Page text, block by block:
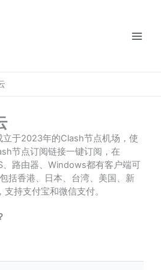
立于2023年的Clash节点机场，使
节点订阅链接一键订阅，在
、路由器、Windows都有客户端可
括香港、日本、台湾、美国、新
持支付宝和微信支付。